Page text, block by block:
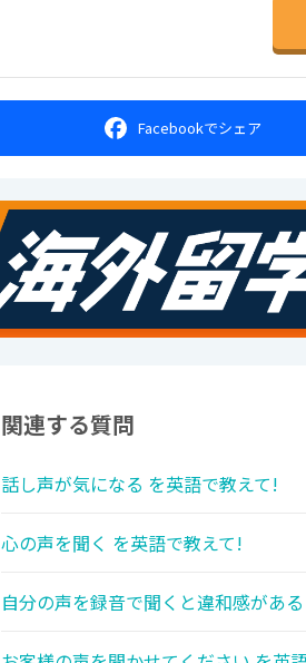
Facebookでシェア
関連する質問
話し声が気になる を英語で教えて!
心の声を聞く を英語で教えて!
自分の声を録音で聞くと違和感があ